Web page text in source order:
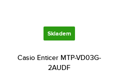
Skladem
Casio Enticer MTP-VD03G-
2AUDF